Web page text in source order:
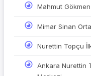
Mahmut
Mimar Sinan
Nurettin Topçu
Ankara Nurettin